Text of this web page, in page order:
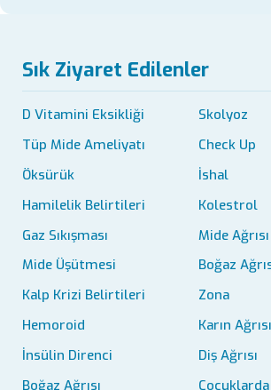
Sık Ziyaret Edilenler
D Vitamini Eksikliği
Skolyoz
Tüp Mide Ameliyatı
Check Up
Öksürük
İshal
Hamilelik Belirtileri
Kolestrol
Gaz Sıkışması
Mide Ağrısı
Mide Üşütmesi
Boğaz
Kalp Krizi Belirtileri
Zona
Hemoroid
Karın Ağrısı
İnsülin Direnci
Diş Ağrısı
Boğaz Ağrısı